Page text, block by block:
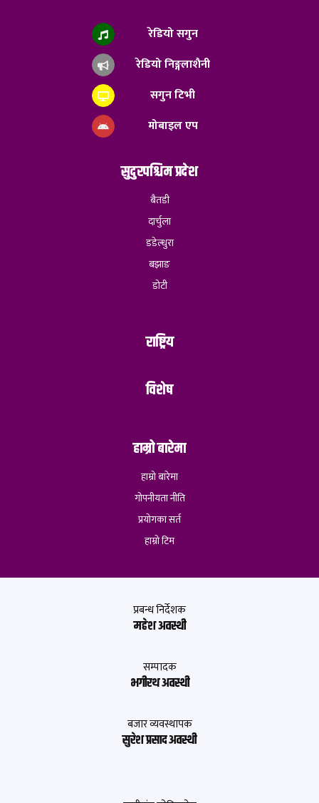
रेडियो सगुन
रेडियो निङ्गलाशैनी
सगुन टिभी
मोबाइल एप
सुदुरपश्चिम प्रदेश
बैतडी
दार्चुला
डडेल्धुरा
बझाङ
डोटी
राष्ट्रिय
विशेष
हाम्रो बारेमा
हाम्रो बारेमा
गोपनीयता नीति
प्रयोगका सर्त
हाम्रो टिम
प्रबन्ध निर्देशक
महेश अवस्थी
सम्पादक
भगीरथ अवस्थी
बजार व्यवस्थापक
सुरेश प्रसाद अवस्थी